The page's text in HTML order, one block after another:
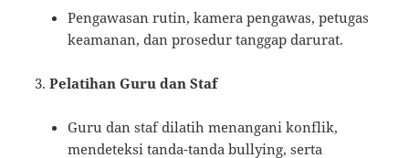
Pengawasan rutin, kamera pengawas, petugas
keamanan, dan prosedur tanggap darurat.
Pelatihan Guru dan Staf
Guru dan staf dilatih menangani konflik,
mendeteksi tanda-tanda bullying, serta